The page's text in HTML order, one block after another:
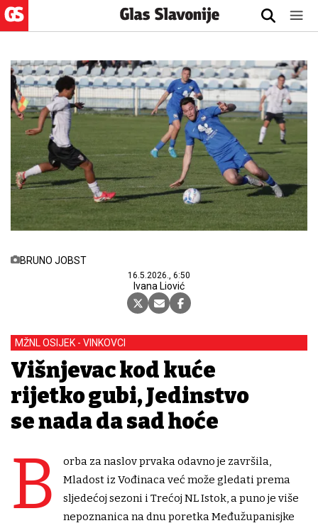
BRUNO JOBST
16.5.2026., 6:50
Ivana Liović
MŽNL OSIJEK - VINKOVCI
Višnjevac kod kuće
rijetko gubi, Jedinstvo
se nada da sad hoće
B
orba za naslov prvaka odavno je završila,
Mladost iz Vođinaca već može gledati prema
sljedećoj sezoni i Trećoj NL Istok, a puno je više
nepoznanica na dnu poretka Međužupanisjke